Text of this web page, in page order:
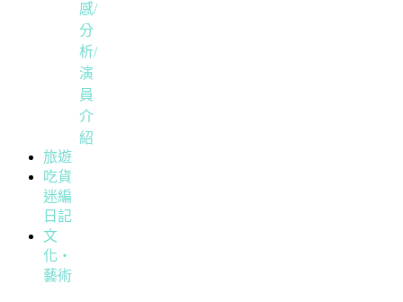
感/
分
析/
演
員
介
紹
旅遊
吃貨
迷編
日記
文
化・
藝術